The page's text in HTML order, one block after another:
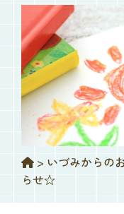
> いづみからの
らせ☆